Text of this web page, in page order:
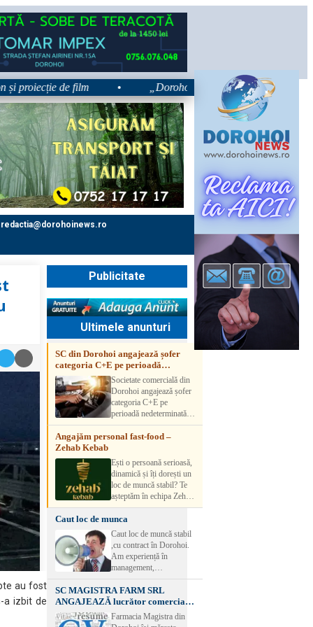
de film „Dorohoiul, în Sărbătoare!” – trei zile
redactia@dorohoinews.ro
au fost
a izbit de
Publicitate
Ultimele anunturi
SC din Dorohoi angajează șofer
categoria C+E pe perioadă
nedeterminatăSocietate comercială din
Dorohoi angajează șofer
categoria C+E pe
perioadă nedeterminată.
Candidatul trebuie să
aibă experiență și atestat
detalii, vă rog să sunați la
numărul de telefon.
Angajăm personal fast-food –
Zehab Kebab
Ești o persoană serioasă,
dinamică și îți dorești un
loc de muncă stabil? Te
așteptăm în echipa Zehab
Kebab! Posturi
disponibile: -
SHAORMAR AJUTOR
BUCATAR 2/posturi -
LUCRATOR
COMERCIAL
VANZATOR /2 posturi
OFERIM : Contract de
muncă Program flexibil
Salariu motivant, în
funcție de experienț
Caut loc de munca
Caut loc de muncă stabil
,cu contract în Dorohoi.
Am experiență în
management,
contabilitate, ospătărie .
Rog seriozitate
SC MAGISTRA FARM SRL
ANGAJEAZĂ lucrător comercial –
DOROHOI
Farmacia Magistra din